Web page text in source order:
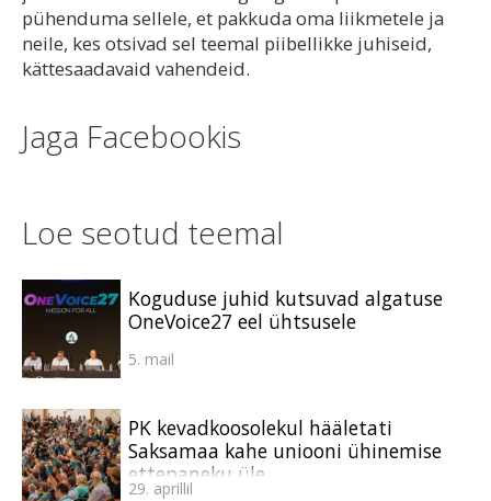
pühenduma sellele, et pakkuda oma liikmetele ja
neile, kes otsivad sel teemal piibellikke juhiseid,
kättesaadavaid vahendeid.
Jaga Facebookis
Loe seotud teemal
Koguduse juhid kutsuvad algatuse
OneVoice27 eel ühtsusele
5. mail
PK kevadkoosolekul hääletati
Saksamaa kahe uniooni ühinemise
ettepaneku üle
29. aprillil